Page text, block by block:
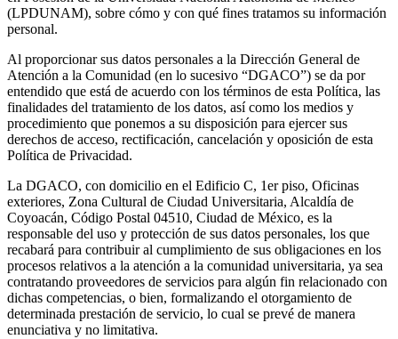
(LPDUNAM), sobre cómo y con qué fines tratamos su información
personal.
Al proporcionar sus datos personales a la Dirección General de
Atención a la Comunidad (en lo sucesivo “DGACO”) se da por
entendido que está de acuerdo con los términos de esta Política, las
finalidades del tratamiento de los datos, así como los medios y
procedimiento que ponemos a su disposición para ejercer sus
derechos de acceso, rectificación, cancelación y oposición de esta
Política de Privacidad.
La DGACO, con domicilio en el Edificio C, 1er piso, Oficinas
exteriores, Zona Cultural de Ciudad Universitaria, Alcaldía de
Coyoacán, Código Postal 04510, Ciudad de México, es la
responsable del uso y protección de sus datos personales, los que
recabará para contribuir al cumplimiento de sus obligaciones en los
procesos relativos a la atención a la comunidad universitaria, ya sea
contratando proveedores de servicios para algún fin relacionado con
dichas competencias, o bien, formalizando el otorgamiento de
determinada prestación de servicio, lo cual se prevé de manera
enunciativa y no limitativa.